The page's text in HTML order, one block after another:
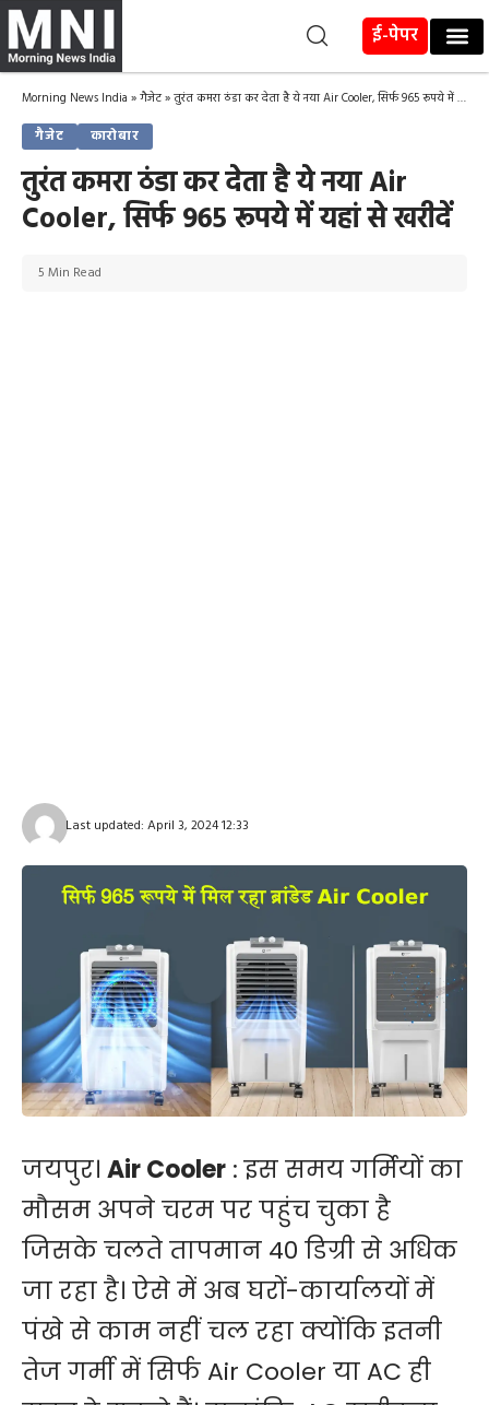
ई-पेपर
Morning News India »गैजेट»तुरंत कमरा ठंडा कर देता है ये नया Air Cooler, सिर्फ 965 रूपये में यहां से खरीदें
गैजेट कारोबार
तुरंत कमरा ठंडा कर देता है ये नया Air
Cooler, सिर्फ 965 रूपये में यहां से खरीदें
Last updated: April 3, 2024 12:33
5 Min Read
जयपुर। Air Cooler : इस समय गर्मियों का
मौसम अपने चरम पर पहुंच चुका है
जिसके चलते तापमान 40 डिग्री से अधिक
जा रहा है। ऐसे में अब घरों-कार्यालयों में
पंखे से काम नहीं चल रहा क्योंकि इतनी
तेज गर्मी में सिर्फ Air Cooler या AC ही